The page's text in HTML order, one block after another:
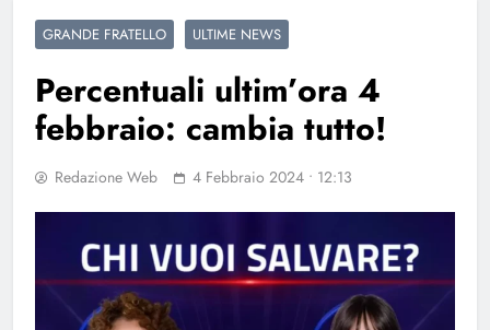
GRANDE FRATELLO ULTIME NEWS
Percentuali ultim’ora 4
febbraio: cambia tutto!
Redazione Web 4 Febbraio 2024 • 12:13